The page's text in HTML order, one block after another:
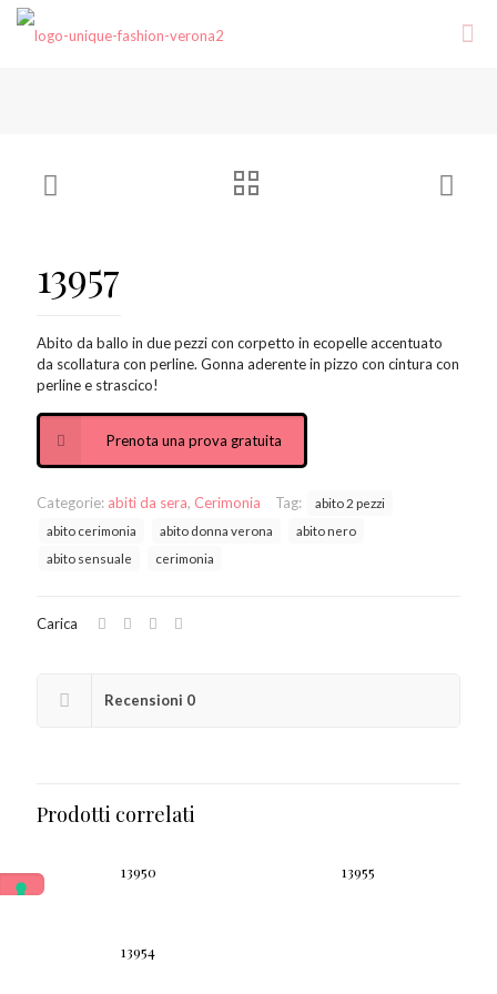
13957
Abito da ballo in due pezzi con corpetto in ecopelle accentuato
da scollatura con perline. Gonna aderente in pizzo con cintura con
perline e strascico!
Prenota una prova gratuita
Categorie: abiti da sera, Cerimonia Tag:
abito 2 pezzi
abito cerimonia
abito donna verona
abito nero
abito sensuale
cerimonia
Carica
Recensioni 0
Prodotti correlati
13950 13955
13954